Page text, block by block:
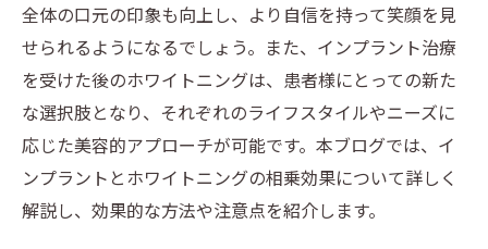
全体の口元の印象も向上し、より自信を持って笑顔を見
せられるようになるでしょう。また、インプラント治療
を受けた後のホワイトニングは、患者様にとっての新た
な選択肢となり、それぞれのライフスタイルやニーズに
応じた美容的アプローチが可能です。本ブログでは、イ
ンプラントとホワイトニングの相乗効果について詳しく
解説し、効果的な方法や注意点を紹介します。